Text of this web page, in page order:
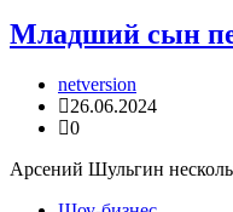
Младший сын
netversion
26.06.2024
0
Арсений Шульгин